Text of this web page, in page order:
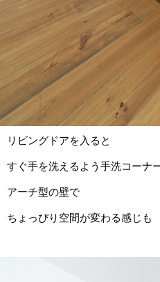
リビングドアを入ると
すぐ手を洗えるよう手洗コーナ
アーチ型の壁で
ちょっぴり空間が変わる感じ